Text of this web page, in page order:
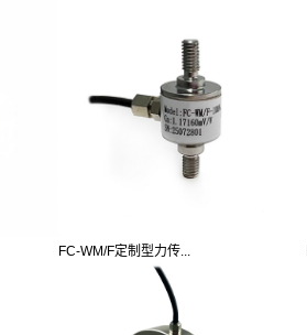
FC-WM/F定制型力传...